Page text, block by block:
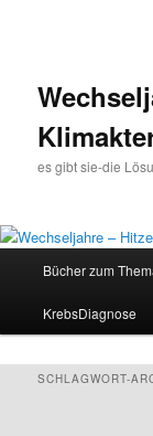
es gibt sie-die
Zum
Inhalt
wechseln
Zum
sekundären
Inhalt
Bücher zum
KrebsDiagnose
SCHLAGWORT-